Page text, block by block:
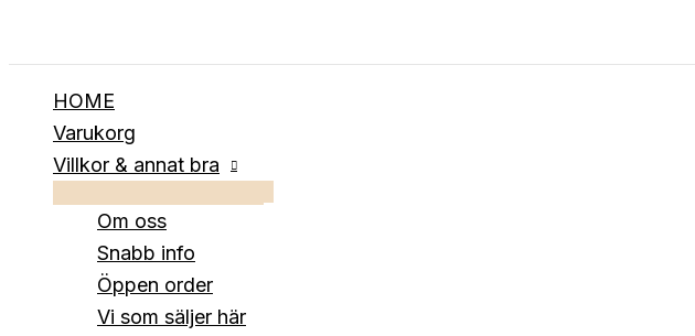
HOME
Varukorg
Villkor & annat bra
Om oss
Snabb info
Öppen order
Vi som säljer här